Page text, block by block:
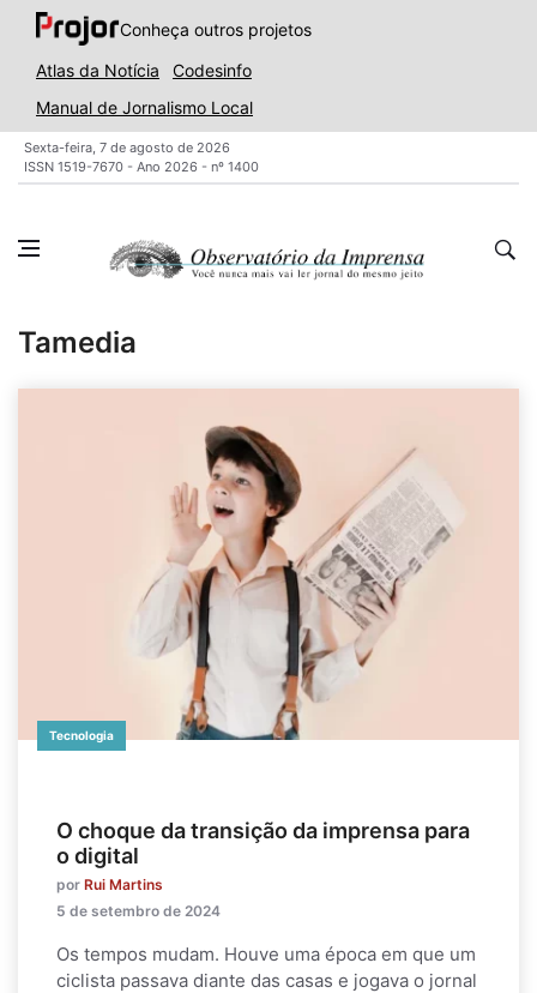
Conheça outros projetos
Atlas da Notícia
Codesinfo
Manual de Jornalismo Local
Sexta-feira, 7 de agosto de 2026
ISSN 1519-7670 - Ano 2026 - nº 1400
Tamedia
Tecnologia
O choque da transição da imprensa para
o digital
por Rui Martins
5 de setembro de 2024
Os tempos mudam. Houve uma época em que um
ciclista passava diante das casas e jogava o jornal